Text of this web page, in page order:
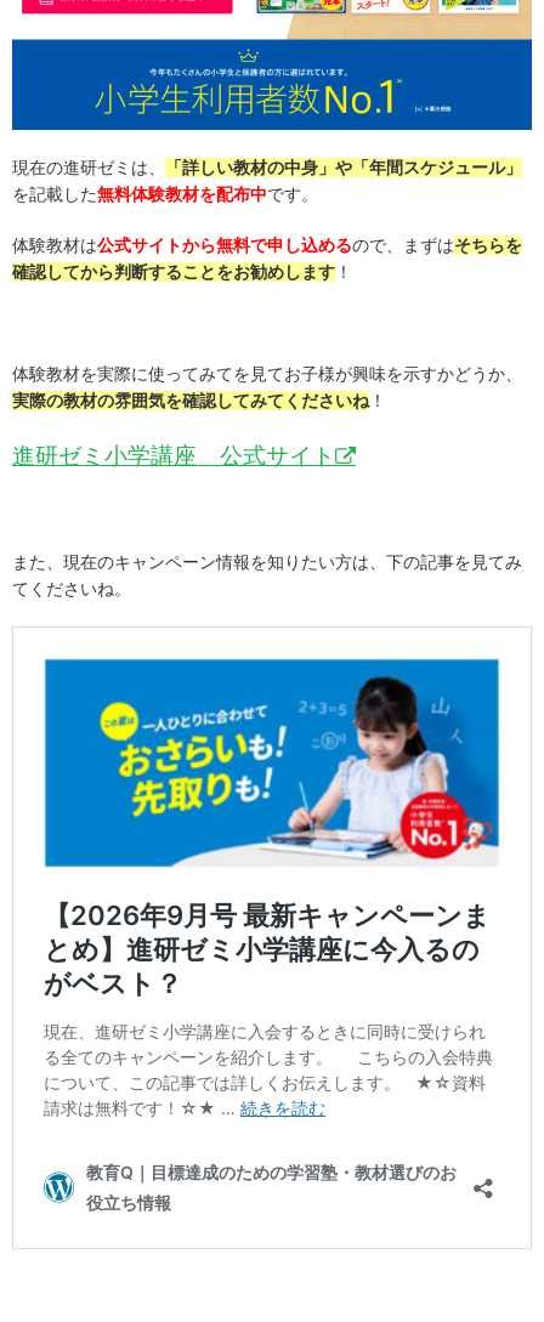
現在の進研ゼミは、
「詳しい教材の中身」や「年間スケジュール」
を記載した無料体験教材を配布中です。
体験教材は公式サイトから無料で申し込めるので、まずはそちらを
確認してから判断することをお勧めします ！
体験教材を実際に使ってみてを見てお子様が興味を示すかどうか、
実際の教材の雰囲気を確認してみてくださいね ！
進研ゼミ小学講座 公式サイト
また、現在のキャンペーン情報を知りたい方は、下の記事を見てみ
てくださいね。